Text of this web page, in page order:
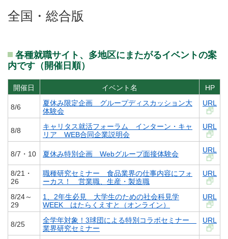
全国・総合版
各種就職サイト、多地区にまたがるイベントの案
内です（開催日順）
開催日 イベント名 HP
8/6
夏休み限定企画 グループディスカッション大
体験会
URL
8/8
キャリタス就活フォーラム インターン・キャ
リア WEB合同企業説明会
URL
8/7・10 夏休み特別企画 Webグループ面接体験会 URL
8/21・
26
職種研究セミナー 食品業界の仕事内容にフォ
ーカス！ 営業職、生産・製造職
URL
8/24～
29
1、2年生必見 大学生のための社会科見学
WEEK はたらくえすと（オンライン）
URL
8/25
全学年対象！3球団による特別コラボセミナー
業界研究セミナー
URL